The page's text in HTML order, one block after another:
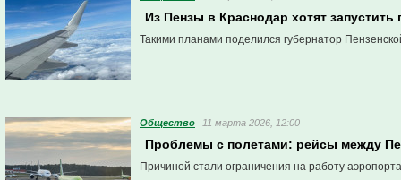
Из Пензы в Краснодар хотят
Такими планами поделился губернатор
Общество 11 марта 2026, 12:00
Проблемы с полетами: рейсы между
Причиной стали ограничения на работу